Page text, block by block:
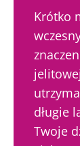
Krótko
długie
Twoje
* Pole
BMI 20-35
Lekko